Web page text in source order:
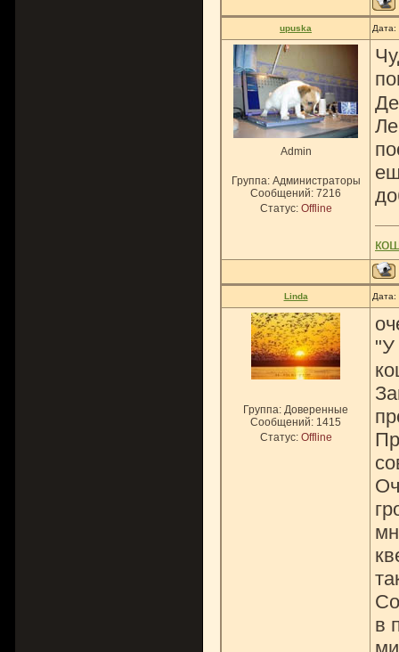
upuska
Admin
Группа: Администраторы
Сообщений: 7216
Статус: Offline
Linda
Группа: Доверенные
Сообщений: 1415
Статус: Offline
"У
в